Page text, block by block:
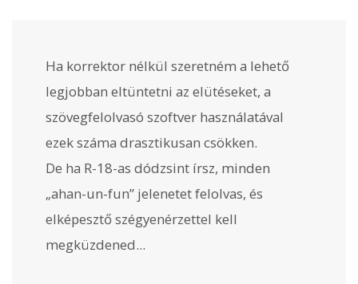
Ha korrektor nélkül szeretném a lehető
legjobban eltüntetni az elütéseket, a
szövegfelolvasó szoftver használatával
ezek száma drasztikusan csökken.
De ha R-18-as dódzsint írsz, minden
„ahan-un-fun” jelenetet felolvas, és
elképesztő szégyenérzettel kell
megküzdened...